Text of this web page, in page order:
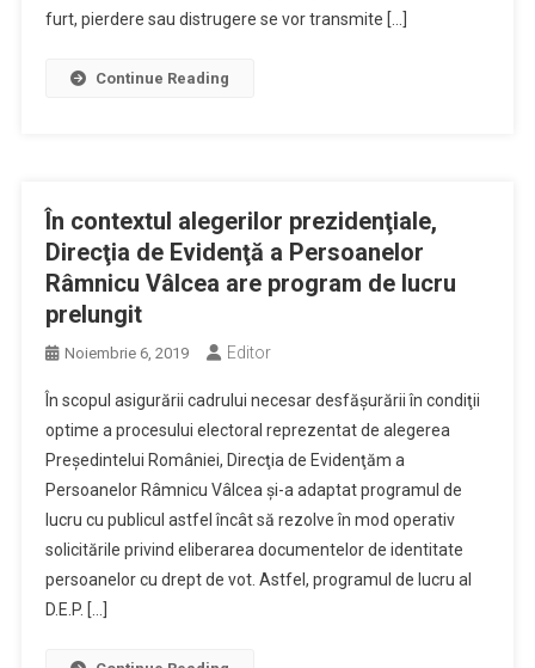
furt, pierdere sau distrugere se vor transmite […]
Continue Reading
În contextul alegerilor prezidenţiale,
Direcţia de Evidenţă a Persoanelor
Râmnicu Vâlcea are program de lucru
prelungit
Noiembrie 6, 2019 Editor
În scopul asigurării cadrului necesar desfăşurării în condiţii
optime a procesului electoral reprezentat de alegerea
Preşedintelui României, Direcţia de Evidenţăm a
Persoanelor Râmnicu Vâlcea şi-a adaptat programul de
lucru cu publicul astfel încât să rezolve în mod operativ
solicitările privind eliberarea documentelor de identitate
persoanelor cu drept de vot. Astfel, programul de lucru al
D.E.P. […]